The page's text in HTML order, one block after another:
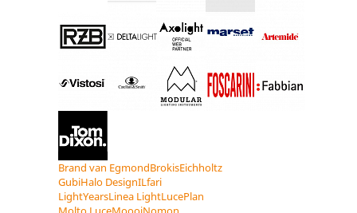
Brand van EgmondBrokisEichholtz
GubiHalo DesignILfari
LightYearsLinea LightLucePlan